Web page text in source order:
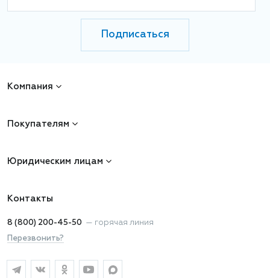
Подписаться
Компания
Покупателям
Юридическим лицам
Контакты
8 (800) 200-45-50 — горячая линия
Перезвонить?